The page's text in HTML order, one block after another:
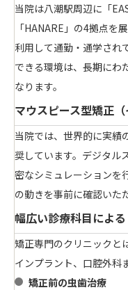
当院は八潮駅周辺に「
「HANARE」の4拠点を
利用して通勤・通学され
できる環境は、長期にわ
なります。
マウスピース型矯正
当院では、世界的に実績
奨しています。デジタル
密なシミュレーションを
の動きを事前に確認いた
幅広い診療科目によ
矯正専門のクリニックと
インプラント、口腔外科
矯正前の虫歯治療